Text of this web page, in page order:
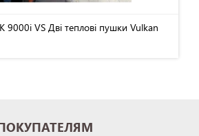
9000i VS Дві теплові пушки Vulkan